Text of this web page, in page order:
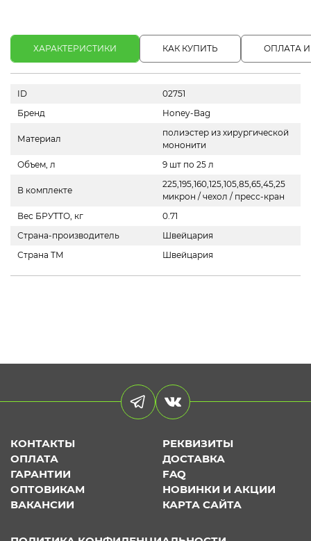
ХАРАКТЕРИСТИКИ КАК КУПИТЬ ОПЛАТА
ID
02751
Бренд
Honey-Bag
Материал
полиэстер из хирургической
мононити
Объем, л
9 шт по 25 л
В комплекте
225,195,160,125,105,85,65,45,25
микрон / чехол / пресс-кран
Вес БРУТТО, кг
0.71
Страна-производитель
Швейцария
Страна ТМ
Швейцария
КОНТАКТЫ
РЕКВИЗИТЫ
ОПЛАТА
ДОСТАВКА
ГАРАНТИИ
FAQ
ОПТОВИКАМ
НОВИНКИ И АКЦИИ
ВАКАНСИИ
КАРТА САЙТА